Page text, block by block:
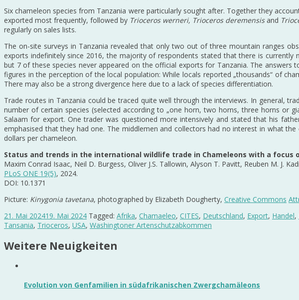
Six chameleon species from Tanzania were particularly sought after. Together they
exported most frequently, followed by Trioceros werneri, Trioceros deremensisand
regularly on sales lists.
The on-site surveys in Tanzania revealed that only two out of three mountain ranges
exports indefinitely since 2016, the majority of respondents stated that there is
but 7 of these species never appeared on the official exports for Tanzania. The
figures in the perception of the local population: While locals reported „thousands“ of
There may also be a strong divergence here due to a lack of species differentiation.
Trade routes in Tanzania could be traced quite well through the interviews. In general,
number of certain species (selected according to „one horn, two horns, three horns or
Salaam for export. One trader was questioned more intensively and stated that his
emphasised that they had one. The middlemen and collectors had no interest in what
dollars per chameleon.
Status and trends in the international wildlife trade in Chameleons with a focus
Maxim Conrad Isaac, Neil D. Burgess, Oliver J.S. Tallowin, Alyson T. Pavitt, Reuben M. J.
PLoS ONE 19(5), 2024.
DOI: 10.1371
Picture: Kinygonia tavetana, photographed by Elizabeth Dougherty, Creative Commons
21. Mai 202419. Mai 2024 Tagged: Afrika, Chamaeleo, CITES, Deutschland, Export, Handel,
Tansania, Trioceros, USA, Washingtoner Artenschutzabkommen
Weitere Neuigkeiten
Evolution von Genfamilien in südafrikanischen Zwergchamäleons